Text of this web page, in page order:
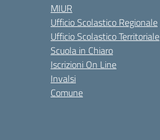
MIUR
Ufficio Scolastico Regionale
Ufficio Scolastico Territoriale
Scuola in Chiaro
Iscrizioni On Line
Invalsi
Comune